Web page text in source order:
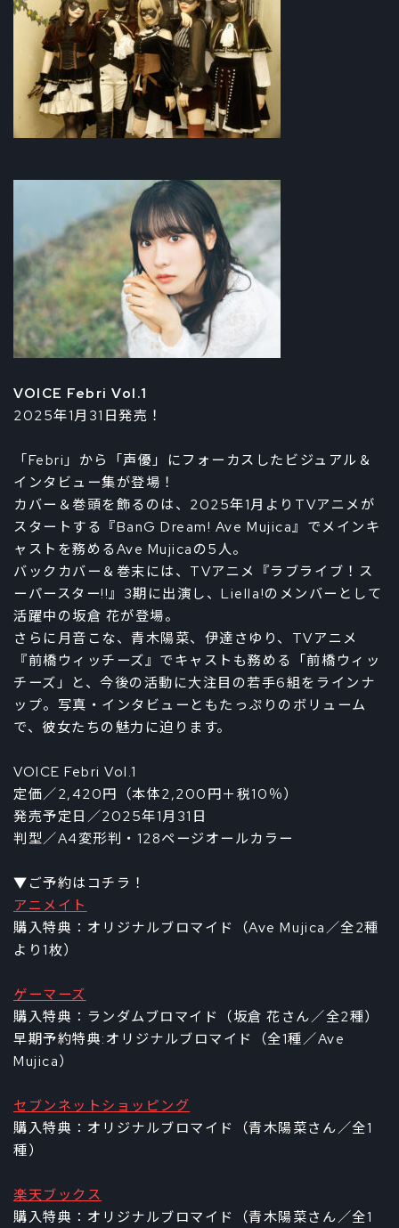
VOICE Febri Vol.1
2025年1月31日発売！
「Febri」から「声優」にフォーカスしたビジュアル＆
インタビュー集が登場！
カバー＆巻頭を飾るのは、2025年1月よりTVアニメが
スタートする『BanG Dream! Ave Mujica』でメインキ
ャストを務めるAve Mujicaの5人。
バックカバー＆巻末には、TVアニメ『ラブライブ！ス
ーパースター!!』3期に出演し、Liella!のメンバーとして
活躍中の坂倉 花が登場。
さらに月音こな、青木陽菜、伊達さゆり、TVアニメ
『前橋ウィッチーズ』でキャストも務める「前橋ウィッ
チーズ」と、今後の活動に大注目の若手6組をラインナ
ップ。写真・インタビューともたっぷりのボリューム
で、彼女たちの魅力に迫ります。
VOICE Febri Vol.1
定価／2,420円（本体2,200円＋税10％）
発売予定⽇／2025年1⽉31⽇
判型／A4変形判・128ページオールカラー
▼ご予約はコチラ！
アニメイト
購入特典：オリジナルブロマイド（Ave Mujica／全2種
より1枚）
ゲーマーズ
購入特典：ランダムブロマイド（坂倉 花さん／全2種）
早期予約特典:オリジナルブロマイド（全1種／Ave
Mujica）
セブンネットショッピング
購入特典：オリジナルブロマイド（青木陽菜さん／全1
種）
楽天ブックス
購入特典：オリジナルブロマイド（青木陽菜さん／全1